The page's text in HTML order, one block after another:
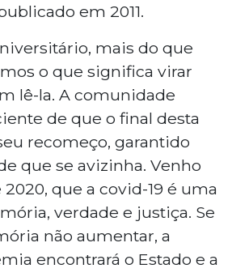
em 2011.
mais do que
o que significa virar
lê-la. A comunidade
de que o final desta
recomeço, garantido
que se avizinha. Venho
que a covid-19 é uma
verdade e justiça. Se
não aumentar, a
encontrará o Estado e a